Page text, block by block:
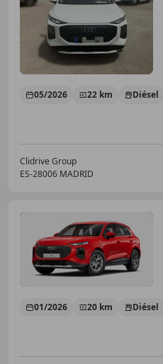
05/2026 22 km Diésel
Clidrive Group
ES-28006 MADRID
01/2026 20 km Diésel